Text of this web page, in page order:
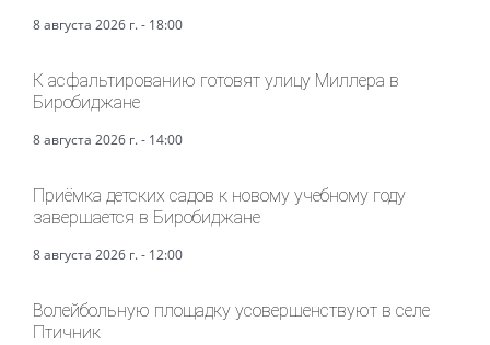
8 августа 2026 г. - 18:00
К асфальтированию готовят улицу Миллера в
Биробиджане
8 августа 2026 г. - 14:00
Приёмка детских садов к новому учебному году
завершается в Биробиджане
8 августа 2026 г. - 12:00
Волейбольную площадку усовершенствуют в селе
Птичник